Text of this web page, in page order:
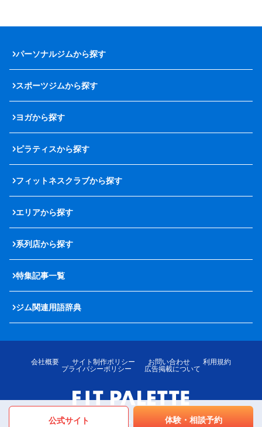
公式サイト 体験・相談予約
パーソナルジムから探す
スポーツジムから探す
ヨガから探す
ピラティスから探す
フィットネスクラブから探す
エリアから探す
系列店から探す
特集記事一覧
ジム関連用語辞典
会社概要 サイト制作ポリシー お問い合わせ
利用規約
プライバシーポリシー
広告掲載について
© LOTTE MediPalette Co.,Ltd. All rights reserved.